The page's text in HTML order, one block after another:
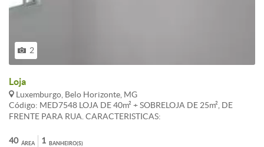
2
Loja
Luxemburgo, Belo Horizonte, MG
Código: MED7548 LOJA DE 40m² + SOBRELOJA DE 25m², DE
FRENTE PARA RUA. CARACTERISTICAS:
ÁREA
40 BANHEIRO(S)
1